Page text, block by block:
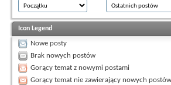
Icon Legend
Nowe posty
Brak nowych postów
Gorący temat z nowymi postami
Gorący temat nie zawierający nowych postów